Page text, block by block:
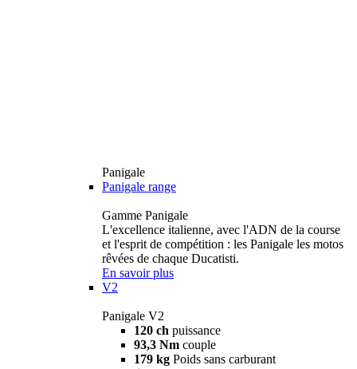
Panigale
Panigale range
Gamme Panigale
L'excellence italienne, avec l'ADN de la course
et l'esprit de compétition : les Panigale les motos
rêvées de chaque Ducatisti.
En savoir plus
V2
Panigale V2
120 ch puissance
93,3 Nm couple
179 kg Poids sans carburant